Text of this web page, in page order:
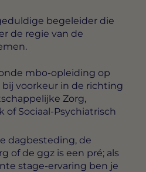
begeleider die
de regie van de
mbo-opleiding op
bij voorkeur in de richting
Zorg,
of Sociaal-Psychiatrisch
dagbesteding, de
of de ggz is een pré; als
stage-ervaring ben je